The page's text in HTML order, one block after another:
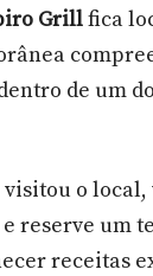
Grillfica
de um
visitou o
reserve um
receitas